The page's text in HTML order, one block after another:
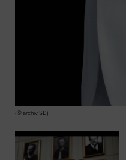
(© archiv ŠD)